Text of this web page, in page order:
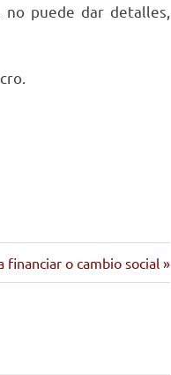
puede dar detalles,
financiar o cambio social